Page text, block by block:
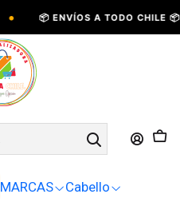
📦 ENVÍOS A TODO CHILE 📦 •
MARCAS Cabello